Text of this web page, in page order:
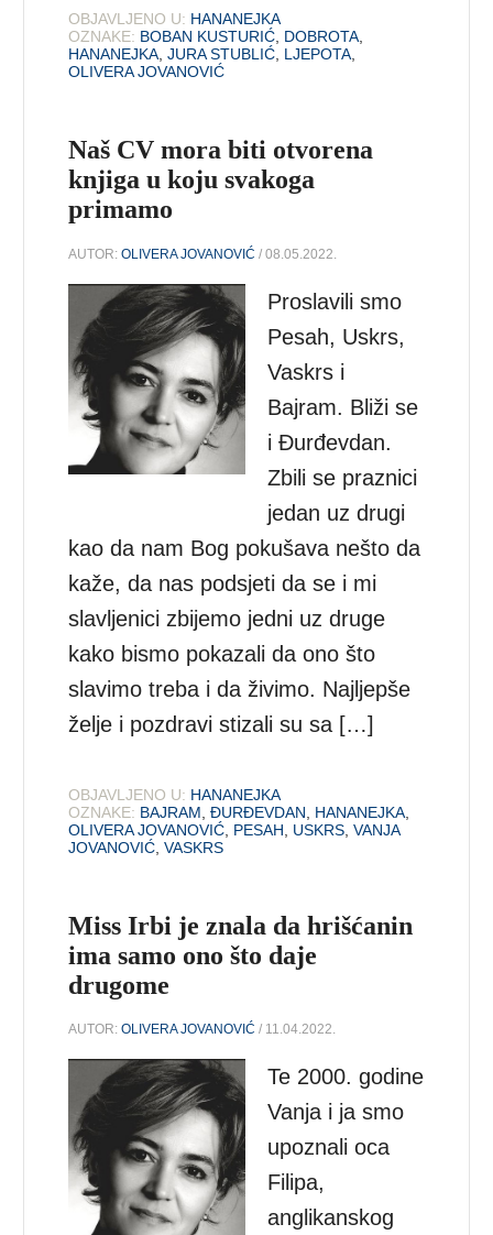
OBJAVLJENO U: HANANEJKA
OZNAKE: BOBAN KUSTURIĆ DOBROTA
HANANEJKA ,JURA STUBLIĆ LJEPOTA
OLIVERA JOVANOVIĆ
Naš CV mora biti otvorena
knjiga u koju svakoga
primamo
AUTOR:OLIVERA JOVANOVIĆ / 08.05.2022.
Proslavili smo
Pesah, Uskrs,
Vaskrs i
Bajram. Bliži se
i Đurđevdan.
Zbili se praznici
jedan uz drugi
kao da nam Bog pokušava nešto da
kaže, da nas podsjeti da se i mi
slavljenici zbijemo jedni uz druge
kako bismo pokazali da ono što
slavimo treba i da živimo. Najljepše
želje i pozdravi stizali su sa […]
OBJAVLJENO U: HANANEJKA
OZNAKE: BAJRAM ,ĐURĐEVDAN HANANEJKA
OLIVERA JOVANOVIĆ PESAH USKRS ,VANJA
JOVANOVIĆ ,VASKRS
Miss Irbi je znala da hrišćanin
ima samo ono što daje
drugome
AUTOR:OLIVERA JOVANOVIĆ / 11.04.2022.
Te 2000. godine
Vanja i ja smo
upoznali oca
Filipa,
anglikanskog